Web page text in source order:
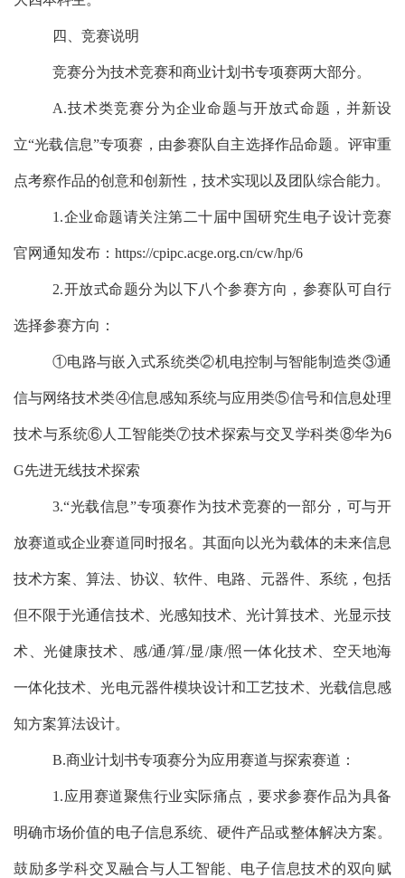
四、竞赛说明
竞赛分为技术竞赛和商业计划书专项赛两大部分。
A.技术类竞赛分为企业命题与开放式命题，并新设
立“光载信息”专项赛， 由参赛队自主选择作品命题。评审重
点考察作品的创意和创新性，技术实现以及团队综合能力。
1.企业命题请关注第二十届中国研究生电子设计竞赛
官网通知发布： https://cpipc.acge.org.cn/cw/hp/6
2.开放式命题分为以下八个参赛方向，参赛队可自行
选择参赛方向：
①电路与嵌入式系统类②机电控制与智能制造类③通
信与网络技术类④信息感知系统与应用类⑤信号和信息处理
技术与系统⑥ 人工智能类⑦技术探索与交叉学科类⑧华为6
G先进无线技术探索
3.“光载信息”专项赛作为技术竞赛的一部分，可与开
放赛道或企业赛道同时报名。其面向以光为载体的未来信息
技术方案、算法、协议、软件、电路、元器件、系统，包括
但不限于光通信技术、光感知技术、光计算技术、光显示技
术、光健康技术、感/通/算/显/康/照一体化技术、空天地海
一体化技术、光电元器件模块设计和工艺技术、光载信息感
知方案算法设计。
B.商业计划书专项赛分为应用赛道与探索赛道：
1.应用赛道聚焦行业实际痛点，要求参赛作品为具备
明确市场价值的电子信息系统、硬件产品或整体解决方案。
鼓励多学科交叉融合与人工智能、电子信息技术的双向赋